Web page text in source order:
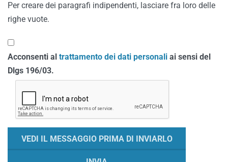
Per creare dei paragrafi indipendenti, lasciare fra loro delle
righe vuote.
Acconsenti al trattamento dei dati personali ai sensi del
Dlgs 196/03.